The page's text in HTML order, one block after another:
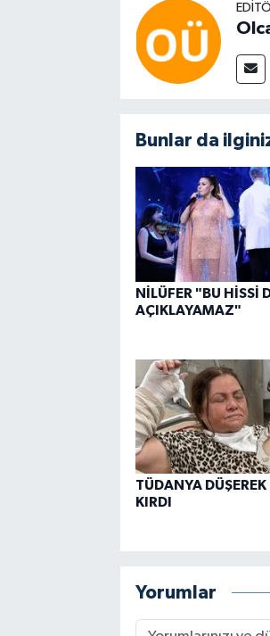
Bunlar da
NİLÜFER "BU HİSSİ
AÇIKLAYAMAZ"
TÜDANYA
KIRDI
Yorumlar